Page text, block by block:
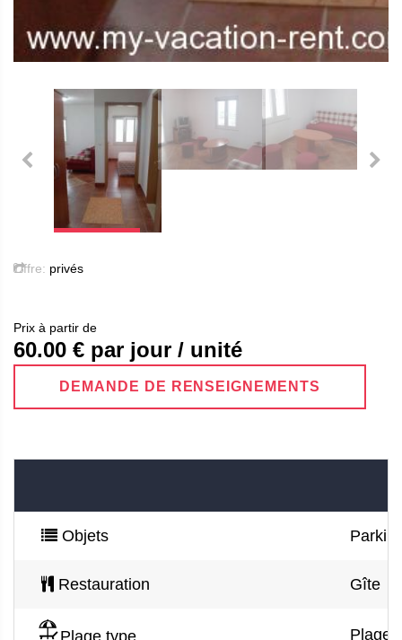
Offre: privés
Prix ​​à partir de
60.00 € par jour / unité
DEMANDE DE RENSEIGNEMENTS
Objets
Restauration Gîte
Plage